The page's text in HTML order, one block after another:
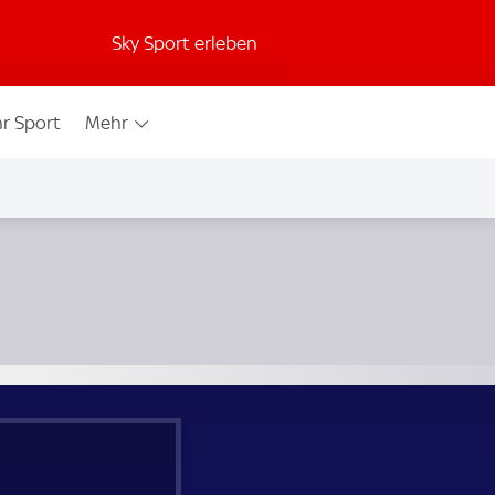
Sky Sport erleben
Sport Mehr